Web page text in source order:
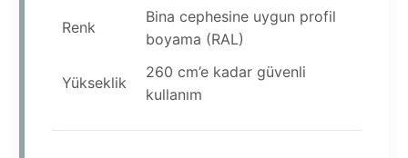
Renk
Bina cephesine uygun profil
boyama (RAL)
Yükseklik
260 cm’e kadar güvenli
kullanım